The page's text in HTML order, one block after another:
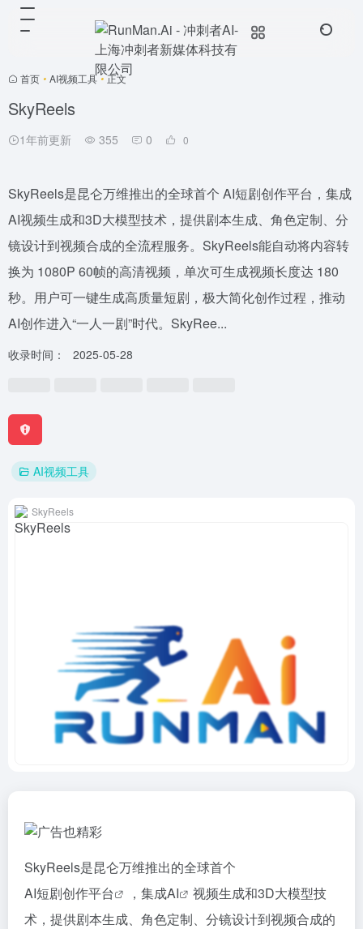
首页 • AI视频工具 • 正文
SkyReels
1年前更新 355 0 0
SkyReels是昆仑万维推出的全球首个 AI短剧创作平台，集成
AI视频生成和3D大模型技术，提供剧本生成、角色定制、分
镜设计到视频合成的全流程服务。SkyReels能自动将内容转
换为 1080P 60帧的高清视频，单次可生成视频长度达 180
秒。用户可一键生成高质量短剧，极大简化创作过程，推动
AI创作进入“一人一剧”时代。SkyRee...
收录时间： 2025-05-28
AI视频工具
SkyReels
SkyReels是昆仑万维推出的全球首个
AI短剧创作平台
，集成AI
视频生成和3D大模型技
术，提供剧本生成、角色定制、分镜设计到视频合成的